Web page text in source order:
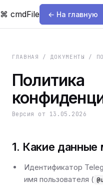
⌘ cmdFile ← На главную
ГЛАВНАЯ / ДОКУМЕНТЫ /
Политика
Версия от 13.05.2026
1. Какие
Идентификатор
имя пользователя (